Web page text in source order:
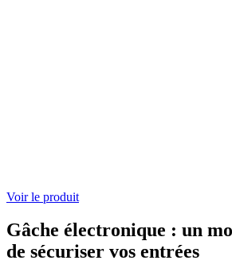
Voir le produit
Gâche électronique : un
de sécuriser vos entrées